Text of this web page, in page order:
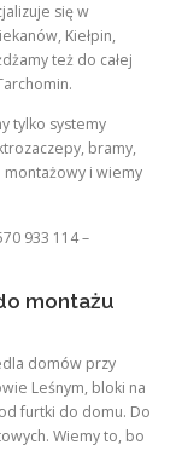
się w
Kiełpin,
też do całej
tylko systemy
bramy,
montażowy i wiemy
933 114 –
montażu
domów przy
Leśnym, bloki na
furtki do domu. Do
Wiemy to, bo